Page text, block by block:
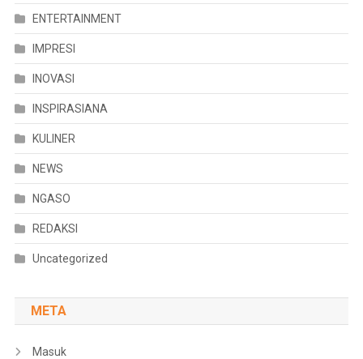
ENTERTAINMENT
IMPRESI
INOVASI
INSPIRASIANA
KULINER
NEWS
NGASO
REDAKSI
Uncategorized
META
Masuk